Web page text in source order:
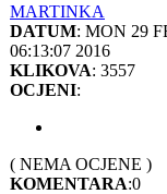
MARTINKA
DATUM: MON 29
06:13:07 2016
KLIKOVA: 3557
OCJENI:
( NEMA OCJENE )
KOMENTARA:0